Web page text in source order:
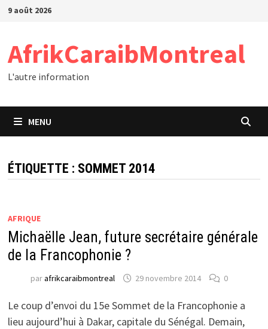
Passer
9 août 2026
AfrikCaraibMontreal
L'autre information
MENU
ÉTIQUETTE : SOMMET 2014
AFRIQUE
Michaëlle Jean, future secrétaire générale
de la Francophonie ?
parafrikcaraibmontreal 29 novembre 2014 0
Le coup d’envoi du 15e Sommet de la Francophonie a
lieu aujourd’hui à Dakar, capitale du Sénégal. Demain,